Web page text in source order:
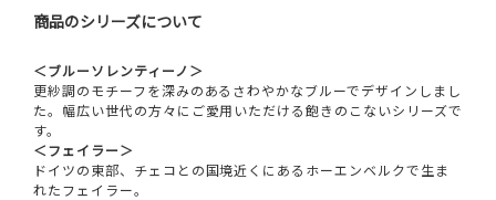
商品のシリーズについて
＜ブルーソレンティーノ＞
更紗調のモチーフを深みのあるさわやかなブルーでデザインしまし
た。幅広い世代の方々にご愛用いただける飽きのこないシリーズで
す。
＜フェイラー＞
ドイツの東部、チェコとの国境近くにあるホーエンベルクで生ま
れたフェイラー。